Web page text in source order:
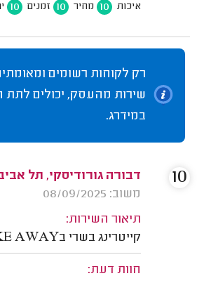
איכות 10 מחיר 10 זמנים 10
רק לקוחות רשומים
שירות מהעסק, יכולים לתת
במידרג.
דבורה גורודיסקי, תל
משוב: 08/09/2025
תיאור השירות:
קייטרינג בשרי בTAKE AWAY.
חוות דעת:
10